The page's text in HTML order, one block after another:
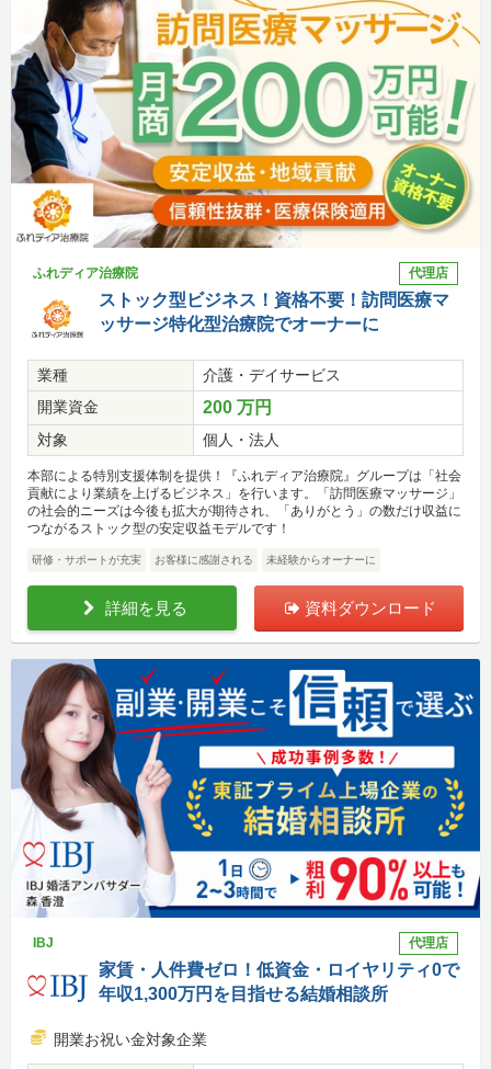
ふれディア治療院 代理店
ストック型ビジネス！資格不要！訪問医療マ
ッサージ特化型治療院でオーナーに
業種
介護・デイサービス
開業資金
200 万円
対象 個人・法人
本部による特別支援体制を提供！『ふれディア治療院』グループは「社会
貢献により業績を上げるビジネス」を行います。「訪問医療マッサージ」
の社会的ニーズは今後も拡大が期待され、「ありがとう」の数だけ収益に
つながるストック型の安定収益モデルです！
研修・サポートが充実 お客様に感謝される 未経験からオーナーに
詳細を見る 資料ダウンロード
IBJ 代理店
家賃・人件費ゼロ！低資金・ロイヤリティ0で
年収1,300万円を目指せる結婚相談所
開業お祝い金対象企業